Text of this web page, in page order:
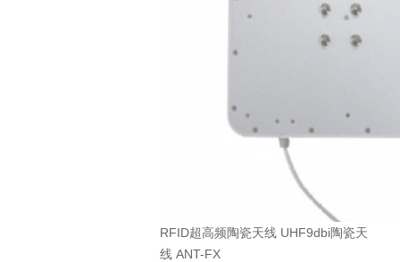
RFID超高频陶瓷天线 UHF9dbi陶瓷天
线 ANT-FX